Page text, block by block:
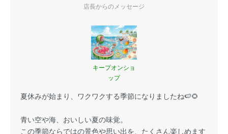
店長からのメッセージ
キープオンショ
ップ
夏休みが始まり、ワクワクする季節になりましたね🍉🌻
青い空や海、おいしい夏の味覚。
この季節ならではの景色や思い出を、たくさん楽しめます